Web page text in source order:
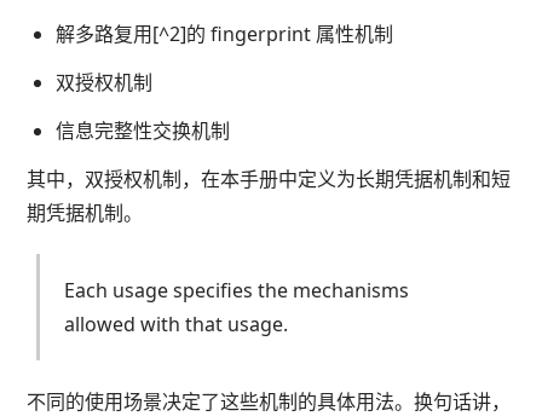
解多路复用[^2]的 fingerprint 属性机制
双授权机制
信息完整性交换机制
其中，双授权机制，在本手册中定义为长期凭据机制和短
期凭据机制。
Each usage specifies the mechanisms
allowed with that usage.
不同的使用场景决定了这些机制的具体用法。换句话讲，